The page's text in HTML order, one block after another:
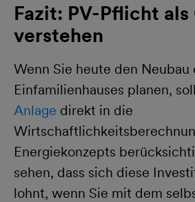
Fazit: PV-Pflicht als
verstehen
Wenn Sie heute den Neubau
Einfamilienhauses planen,
Anlage direkt in die
Energiekonzepts
sehen, dass sich diese
lohnt, wenn Sie mit dem